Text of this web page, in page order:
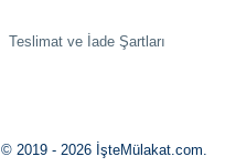
Teslimat ve İade Şartları
© 2019 - 2026 İşteMülakat.com.